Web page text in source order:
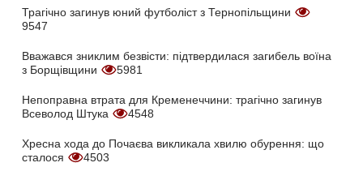
Трагічно загинув юний футболіст з Тернопільщини
9547
Вважався зниклим безвісти: підтвердилася загибель воїна
з Борщівщини
5981
Непоправна втрата для Кременеччини: трагічно загинув
Всеволод Штука
4548
Хресна хода до Почаєва викликала хвилю обурення: що
сталося
4503